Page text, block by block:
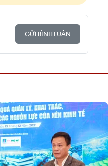
GỬI BÌNH LUẬN